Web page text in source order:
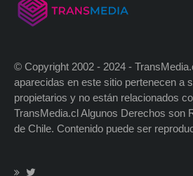
© Copyright 2002 - 2024 -
aparecidas en este sitio pertenecen a
propietarios y no están relacionados
TransMedia.cl Algunos Derechos son
de Chile. Contenido puede ser